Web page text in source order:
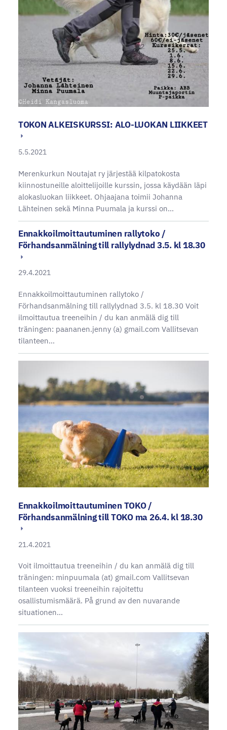
TOKON ALKEISKURSSI: ALO-LUOKAN LIIKKEET
5.5.2021
Merenkurkun Noutajat ry järjestää kilpatokosta
kiinnostuneille aloittelijoille kurssin, jossa käydään läpi
alokasluokan liikkeet. Ohjaajana toimii Johanna
Lähteinen sekä Minna Puumala ja kurssi on…
Ennakkoilmoittautuminen rallytoko /
Förhandsanmälning till rallylydnad 3.5. kl 18.30
29.4.2021
Ennakkoilmoittautuminen rallytoko /
Förhandsanmälning till rallylydnad 3.5. kl 18.30 Voit
ilmoittautua treeneihin / du kan anmälä dig till
träningen: paananen.jenny (a) gmail.com Vallitsevan
tilanteen…
Ennakkoilmoittautuminen TOKO /
Förhandsanmälning till TOKO ma 26.4. kl 18.30
21.4.2021
Voit ilmoittautua treeneihin / du kan anmälä dig till
träningen: minpuumala (at) gmail.com Vallitsevan
tilanteen vuoksi treeneihin rajoitettu
osallistumismäärä. På grund av den nuvarande
situationen…